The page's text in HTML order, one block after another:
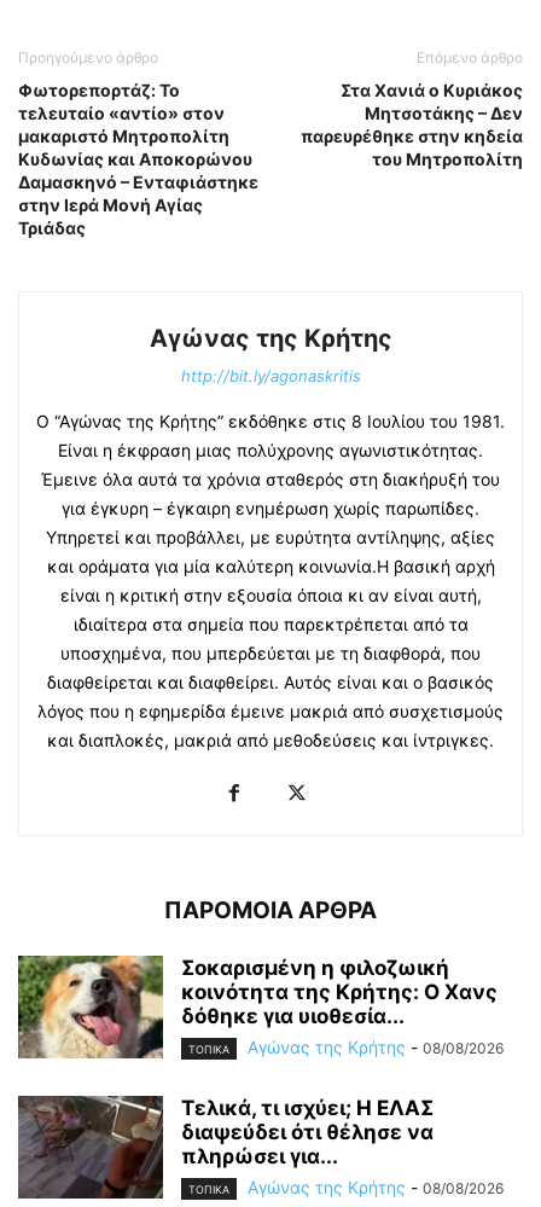
Προηγούμενο άρθρο
Φωτορεπορτάζ: Το
τελευταίο «αντίο» στον
μακαριστό Μητροπολίτη
Κυδωνίας και Αποκορώνου
Δαμασκηνό – Ενταφιάστηκε
στην Ιερά Μονή Αγίας
Τριάδας
Επόμενο άρθρο
Στα Χανιά ο Κυριάκος
Μητσοτάκης – Δεν
παρευρέθηκε στην κηδεία
του Μητροπολίτη
Αγώνας της Κρήτης
http://bit.ly/agonaskritis
Ο “Αγώνας της Κρήτης” εκδόθηκε στις 8 Ιουλίου του 1981.
Είναι η έκφραση μιας πολύχρονης αγωνιστικότητας.
Έμεινε όλα αυτά τα χρόνια σταθερός στη διακήρυξή του
για έγκυρη – έγκαιρη ενημέρωση χωρίς παρωπίδες.
Υπηρετεί και προβάλλει, με ευρύτητα αντίληψης, αξίες
και οράματα για μία καλύτερη κοινωνία.Η βασική αρχή
είναι η κριτική στην εξουσία όποια κι αν είναι αυτή,
ιδιαίτερα στα σημεία που παρεκτρέπεται από τα
υποσχημένα, που μπερδεύεται με τη διαφθορά, που
διαφθείρεται και διαφθείρει. Αυτός είναι και ο βασικός
λόγος που η εφημερίδα έμεινε μακριά από συσχετισμούς
και διαπλοκές, μακριά από μεθοδεύσεις και ίντριγκες.
ΠΑΡΟΜΟΙΑ ΑΡΘΡΑ
Σοκαρισμένη η φιλοζωική
κοινότητα της Κρήτης: Ο Χανς
δόθηκε για υιοθεσία...
ΤΟΠΙΚΑ Αγώνας της Κρήτης - 08/08/2026
Τελικά, τι ισχύει; Η ΕΛΑΣ
διαψεύδει ότι θέλησε να
πληρώσει για...
ΤΟΠΙΚΑ Αγώνας της Κρήτης - 08/08/2026